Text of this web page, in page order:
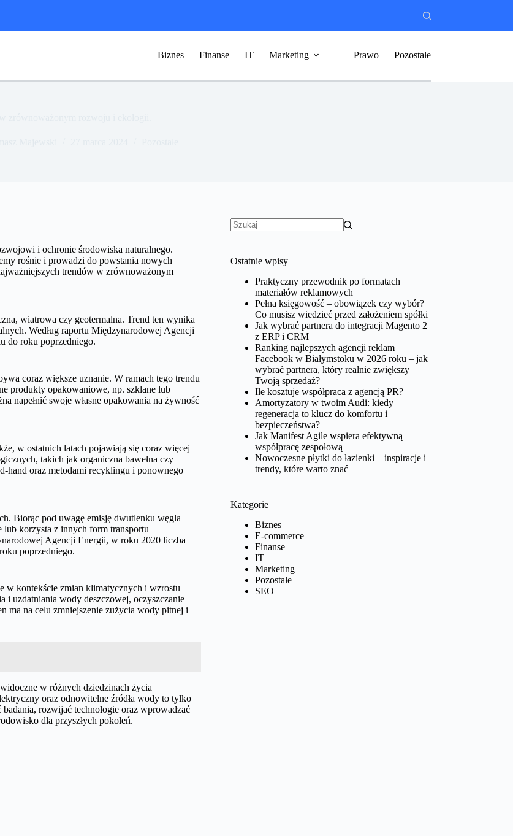
Biznes Finanse IT Marketing Prawo Pozostałe
i ochronie środowiska naturalnego.
rośnie i prowadzi do powstania nowych
trendów w zrównoważonym
wiatrowa czy geotermalna. Trend ten wynika
Według raportu Międzynarodowej Agencji
do roku poprzedniego.
coraz większe uznanie. W ramach tego trendu
produkty opakowaniowe, np. szklane lub
napełnić swoje własne opakowania na żywność
w ostatnich latach pojawiają się coraz więcej
takich jak organiczna bawełna czy
hand oraz metodami recyklingu i ponownego
Biorąc pod uwagę emisję dwutlenku węgla
lub korzysta z innych form transportu
Agencji Energii, w roku 2020 liczba
poprzedniego.
w kontekście zmian klimatycznych i wzrostu
uzdatniania wody deszczowej, oczyszczanie
ma na celu zmniejszenie zużycia wody pitnej i
w różnych dziedzinach życia
oraz odnowitelne źródła wody to tylko
rozwijać technologie oraz wprowadzać
dla przyszłych pokoleń.
Ostatnie wpisy
Praktyczny przewodnik po formatach
materiałów reklamowych
Pełna księgowość – obowiązek czy wybór?
Co musisz wiedzieć przed założeniem spółki
Jak wybrać partnera do integracji Magento 2
z ERP i CRM
Ranking najlepszych agencji reklam
Facebook w Białymstoku w 2026 roku – jak
wybrać partnera, który realnie zwiększy
Twoją sprzedaż?
Ile kosztuje współpraca z agencją PR?
Amortyzatory w twoim Audi: kiedy
regeneracja to klucz do komfortu i
bezpieczeństwa?
Jak Manifest Agile wspiera efektywną
współpracę zespołową
Nowoczesne płytki do łazienki – inspiracje i
trendy, które warto znać
Kategorie
Biznes
E-commerce
Finanse
IT
Marketing
Pozostałe
SEO